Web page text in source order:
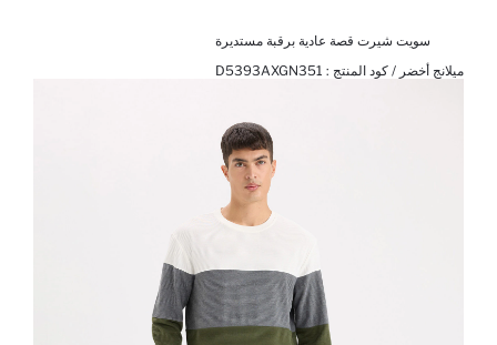
سويت شيرت قصة عادية برقبة مستديرة
ميلانج أخضر / كود المنتج : D5393AXGN351